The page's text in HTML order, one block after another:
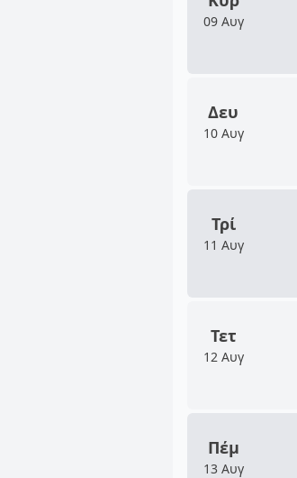
09 Αυγ
Δευ
10 Αυγ
Τρί
11 Αυγ
Τετ
12 Αυγ
Πέμ
13 Αυγ